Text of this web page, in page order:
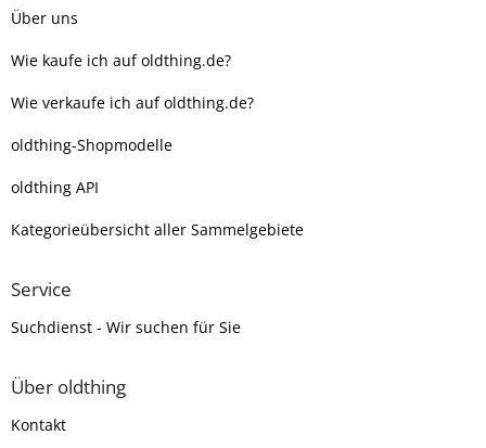
Über uns
Wie kaufe ich auf oldthing.de?
Wie verkaufe ich auf oldthing.de?
oldthing-Shopmodelle
oldthing API
Kategorieübersicht aller Sammelgebiete
Service
Suchdienst - Wir suchen für Sie
Über oldthing
Kontakt